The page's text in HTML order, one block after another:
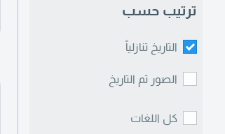
ترتيب حسب
التاريخ تنازلياً
الصور ثم التاريخ
كل اللغات